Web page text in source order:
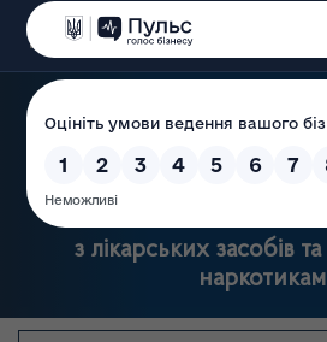
Державна
з лікарських засобів